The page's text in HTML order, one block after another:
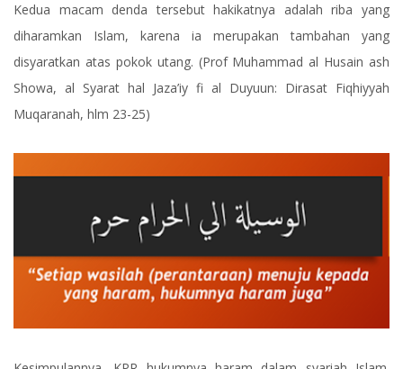
Kedua macam denda tersebut hakikatnya adalah riba yang
diharamkan Islam, karena ia merupakan tambahan yang
disyaratkan atas pokok utang. (Prof Muhammad al Husain ash
Showa, al Syarat hal Jaza’iy fi al Duyuun: Dirasat Fiqhiyyah
Muqaranah, hlm 23-25)